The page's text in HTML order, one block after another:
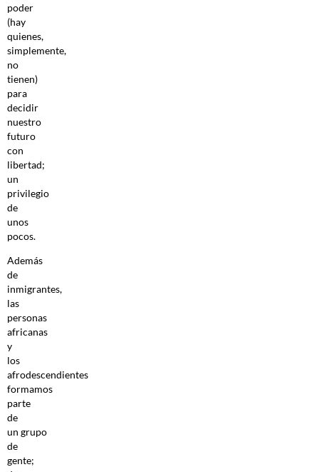
poder
(hay
quienes,
simplemente,
no
tienen)
para
decidir
nuestro
futuro
con
libertad;
un
privilegio
de
unos
pocos.
Además
de
inmigrantes,
las
personas
africanas
y
los
afrodescendientes
formamos
parte
de
un grupo
de
gente;